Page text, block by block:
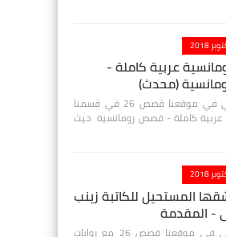
عربية كاملة -
(محدث)
مرحباً بكم أصدقائي وأحبابي في موقعنا قصص 26 في قسمنا
عربية كاملة - قصص رومانسية حيث
المستحيل للكاتبة زينب
المقدمة
مرحباً بكم أصدقائي وأحبابي في موقعنا قصص 26 مع روايات